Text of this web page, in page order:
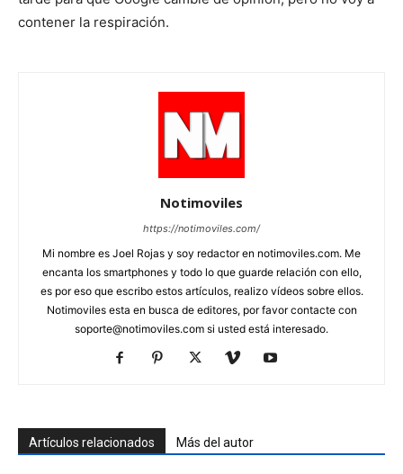
contener la respiración.
Notimoviles
https://notimoviles.com/
Mi nombre es Joel Rojas y soy redactor en notimoviles.com. Me
encanta los smartphones y todo lo que guarde relación con ello,
es por eso que escribo estos artículos, realizo vídeos sobre ellos.
Notimoviles esta en busca de editores, por favor contacte con
soporte@notimoviles.com si usted está interesado.
Artículos relacionados Más del autor